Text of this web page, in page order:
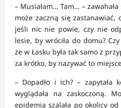
– Musiałam… Tam… –
może zaczną się
jeśli nic nie powie, czy nie
lesie, by wróciła do domu?
że w Łasku była tak samo z
za krótko, by nazywać to
– Dopadło i ich? – zapytała
wyglądała na zaskoczoną.
epidemia szalała po okolicy